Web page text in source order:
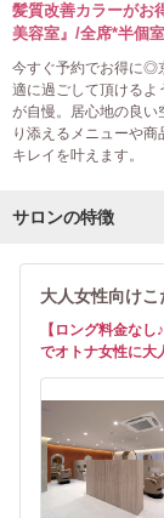
髪質改善カラーがお
美容室』/全席*半個
今すぐ予約でお得に◎
適に過ごして頂けるよ
が自慢。居心地の良い
り添えるメニューや
キレイを叶えます。
サロンの特徴
大人女性向け
【ロング料金な
でオトナ女性に